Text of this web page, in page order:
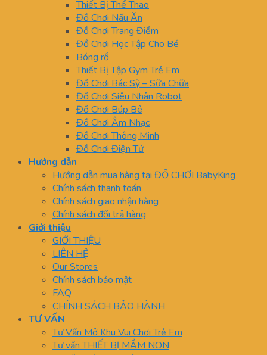
Thiết Bị Thể Thao
Đồ Chơi Nấu Ăn
Đồ Chơi Trang Điểm
Đồ Chơi Học Tập Cho Bé
Bóng rổ
Thiết Bị Tập Gym Trẻ Em
Đồ Chơi Bác Sỹ – Sữa Chữa
Đồ Chơi Siêu Nhân Robot
Đồ Chơi Búp Bê
Đồ Chơi Âm Nhạc
Đồ Chơi Thông Minh
Đồ Chơi Điện Tử
Hướng dẫn
Hướng dẫn mua hàng tại ĐỒ CHƠI BabyKing
Chính sách thanh toán
Chính sách giao nhận hàng
Chính sách đổi trả hàng
Giới thiệu
GIỚI THIỆU
LIÊN HỆ
Our Stores
Chính sách bảo mật
FAQ
CHÍNH SÁCH BẢO HÀNH
TƯ VẤN
Tư Vấn Mở Khu Vui Chơi Trẻ Em
Tư vấn THIẾT BỊ MẦM NON